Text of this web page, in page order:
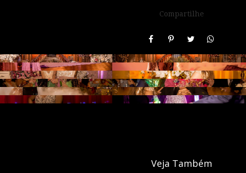
Compartilhe
Veja Também